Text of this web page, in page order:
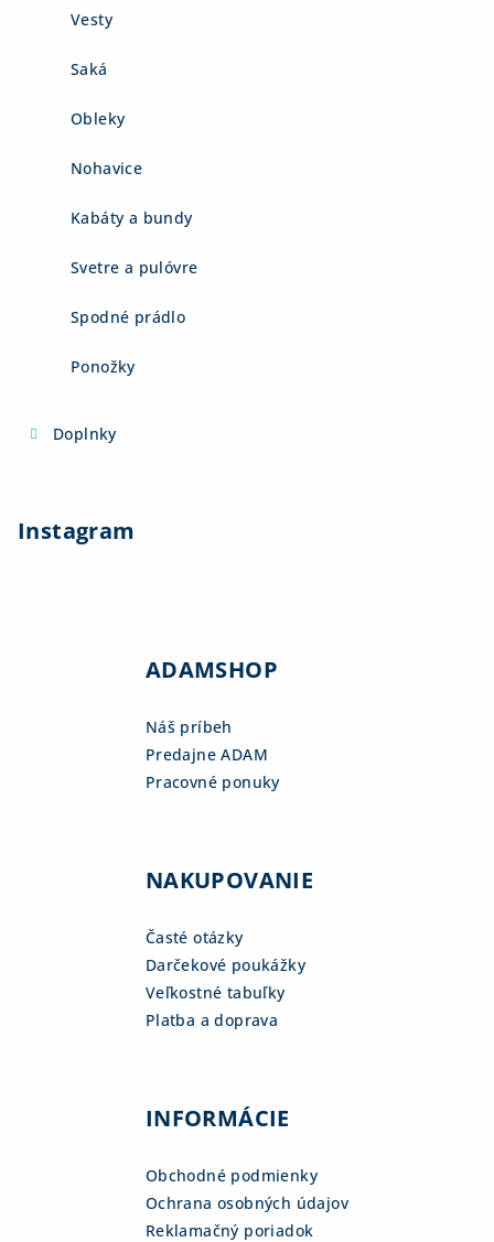
Vesty
Saká
Obleky
Nohavice
Kabáty a bundy
Svetre a pulóvre
Spodné prádlo
Ponožky
Doplnky
Instagram
ADAMSHOP
Náš príbeh
Predajne ADAM
Pracovné ponuky
NAKUPOVANIE
Časté otázky
Darčekové poukážky
Veľkostné tabuľky
Platba a doprava
INFORMÁCIE
Obchodné podmienky
Ochrana osobných údajov
Reklamačný poriadok